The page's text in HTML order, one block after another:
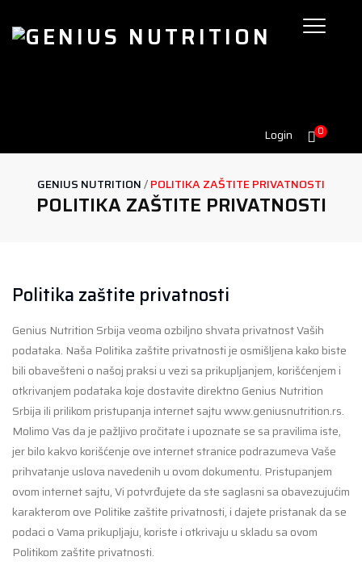
0
Login
GENIUS NUTRITION/POLITIKA ZAŠTITE PRIVATNOSTI
POLITIKA ZAŠTITE PRIVATNOSTI
Politika zaštite privatnosti
Genius Nutrition Srbija veoma ozbiljno shvata privatnost Vaših
podataka. Naša Politika zaštite privatnosti je osmišljena kako biste
bili obavešteni o našoj praksi u vezi sa prikupljanjem, korišćenjem i
otkrivanjem podataka koje dostavite direktno Genius Nutrition
Srbija ili prilikom pristupanja internet sajtu www.geniusnutrition.rs.
Molimo Vas da je pažljivo pročitate i upoznate se sa pravilima iste,
jer bilo kakvo korišćenje ove internet stranice podrazumeva Vaše
prihvatanje uslova navedenih u ovom dokumentu. Pristupanjem
ovom internet sajtu, Vi potvrđujete da ste saglasni sa obavezujućim
karakterom ove Politike zaštite privatnosti, i dajete pristanak da se
podaci o Vama prikupljaju, koriste i otkrivaju u skladu sa ovom
Politikom zaštite privatnosti.